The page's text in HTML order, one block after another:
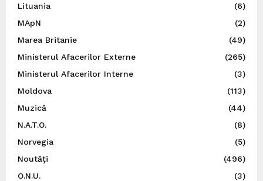
Lituania
(6)
MApN
(2)
Marea Britanie
(49)
Ministerul Afacerilor Externe
(265)
Ministerul Afacerilor Interne
(3)
Moldova
(113)
Muzică
(44)
N.A.T.O.
(8)
Norvegia
(5)
Noutăți
(496)
O.N.U.
(3)